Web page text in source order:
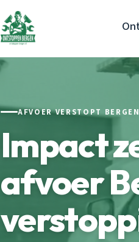
AFVOER VERSTOPT BERGEN
Impact
afvoer